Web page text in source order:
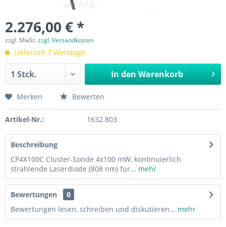
2.276,00 € *
zzgl. MwSt.zzgl. Versandkosten
Lieferzeit 7 Werktage
In den Warenkorb
Merken Bewerten
Artikel-Nr.: 1632.803
Beschreibung
CP4X100C Cluster-Sonde 4x100 mW, kontinuierlich
strahlende Laserdiode (808 nm) für... mehr
Bewertungen
0
Bewertungen lesen, schreiben und diskutieren... mehr